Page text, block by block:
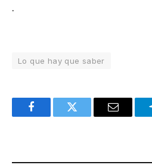
.
Lo que hay que saber
FacebookTwitter Email